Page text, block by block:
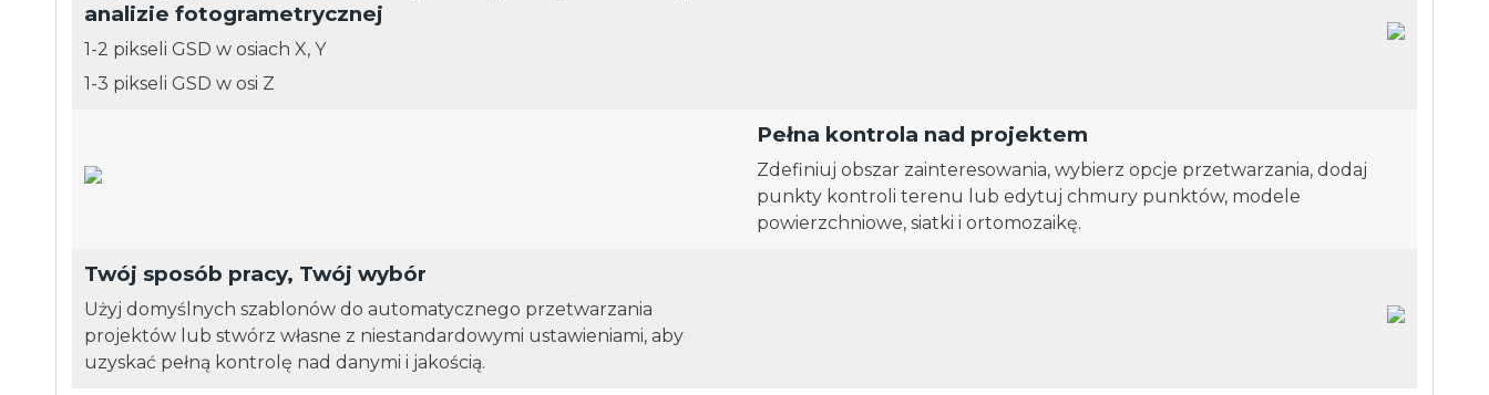
analizie fotogrametrycznej
1-2 pikseli GSD w osiach X, Y
1-3 pikseli GSD w osi Z
Pełna kontrola nad projektem
Zdefiniuj obszar zainteresowania, wybierz opcje przetwarzania, dodaj
punkty kontroli terenu lub edytuj chmury punktów, modele
powierzchniowe, siatki i ortomozaikę.
Twój sposób pracy, Twój wybór
Użyj domyślnych szablonów do automatycznego przetwarzania
projektów lub stwórz własne z niestandardowymi ustawieniami, aby
uzyskać pełną kontrolę nad danymi i jakością.